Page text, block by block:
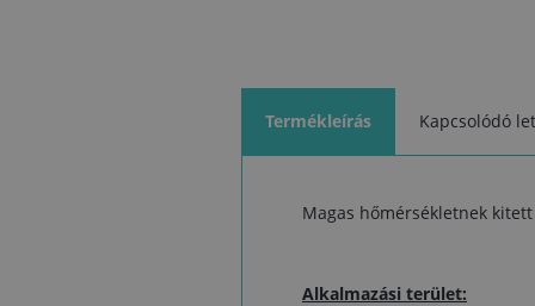
Termékleírás Kapcsolódó
Magas hőmérsékletnek
Alkalmazási terület: